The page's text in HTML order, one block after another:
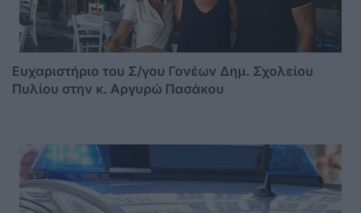
Ευχαριστήριο του Σ/γου Γονέων Δημ. Σχολείου
Πυλίου στην κ. Αργυρώ Πασάκου